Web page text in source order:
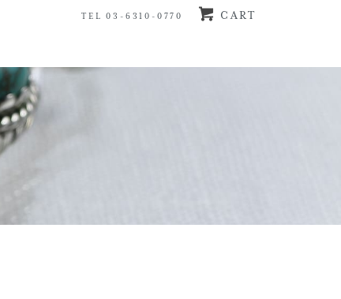
TEL 03-6310-0770 CART